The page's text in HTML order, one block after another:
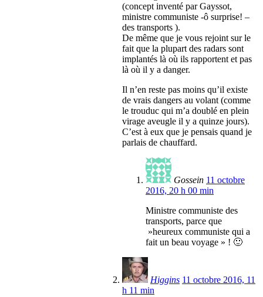
(concept inventé par Gayssot,
ministre communiste -ô surprise! –
des transports ).
De même que je vous rejoint sur le
fait que la plupart des radars sont
implantés là où ils rapportent et pas
là où il y a danger.
Il n’en reste pas moins qu’il existe
de vrais dangers au volant (comme
le trouduc qui m’a doublé en plein
virage aveugle il y a quinze jours).
C’est à eux que je pensais quand je
parlais de chauffard.
Gossein 11 octobre
2016, 20 h 00 min
Ministre communiste des
transports, parce que
»heureux communiste qui a
fait un beau voyage » ! 🙂
Higgins 11 octobre 2016, 11
h 11 min